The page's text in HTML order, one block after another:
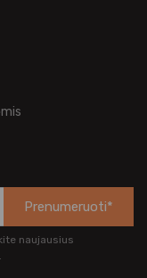
Prenumeruoti*
naujausius